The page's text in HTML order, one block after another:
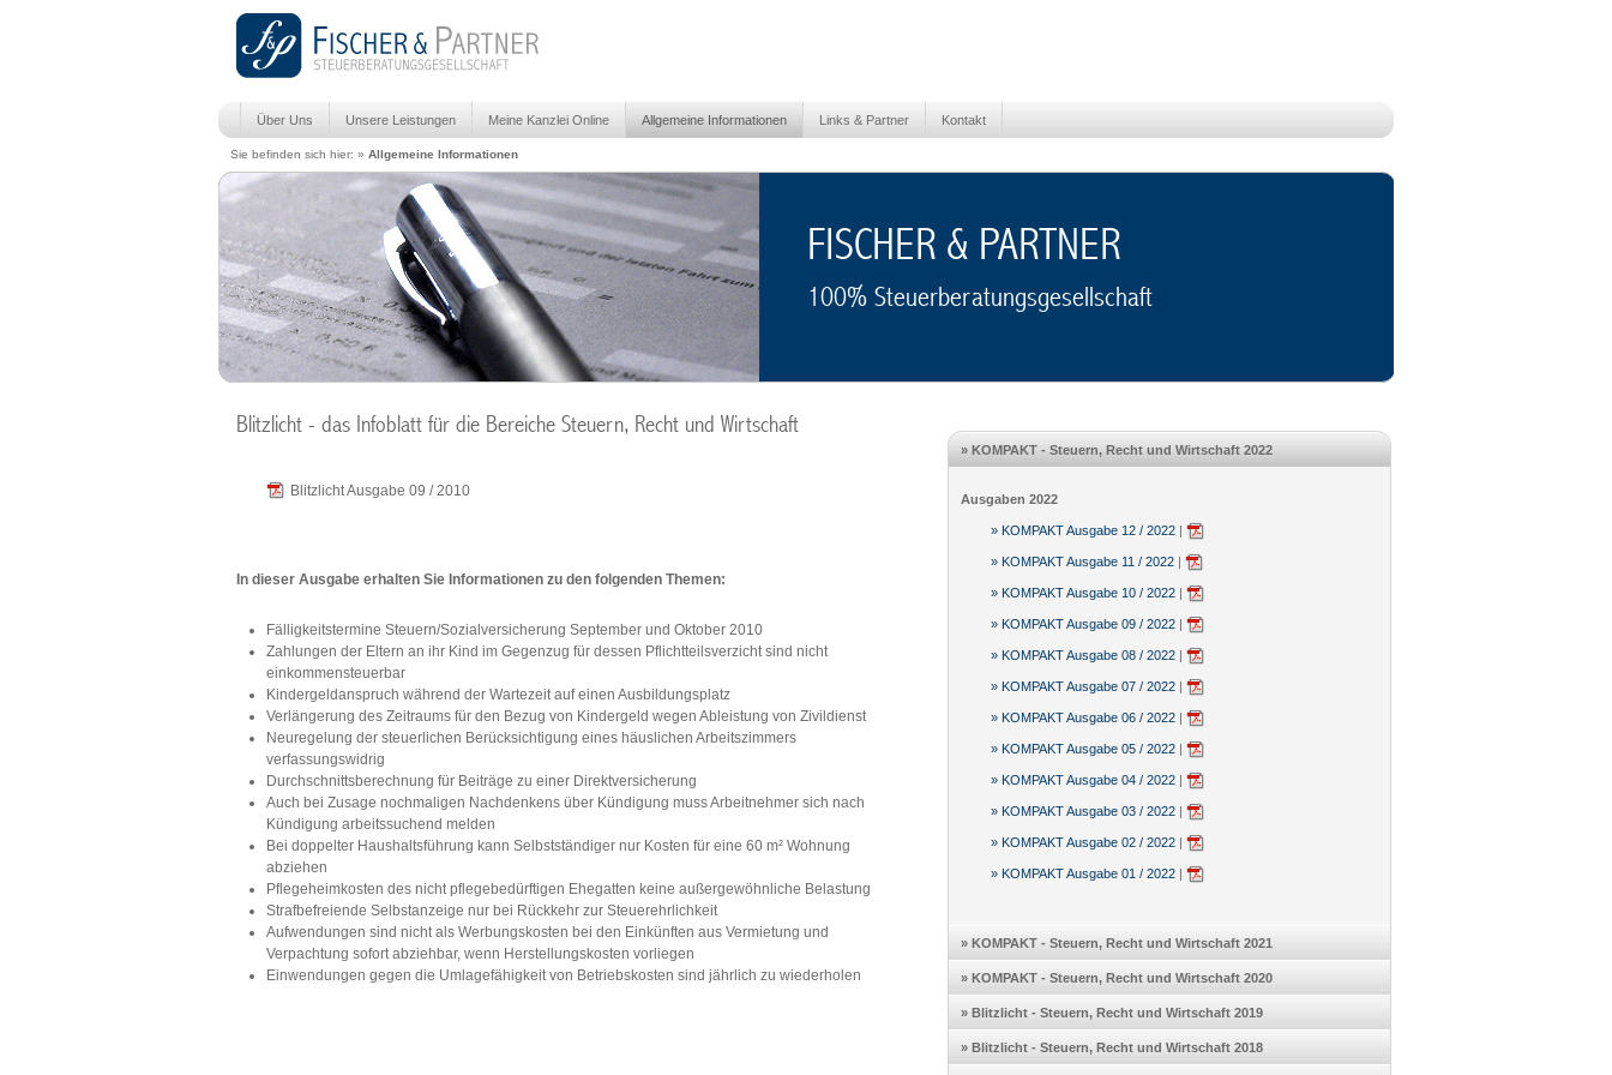
Über Uns Unsere Leistungen Meine Kanzlei Online Allgemeine Informationen Links & Partner Kontakt
Sie befinden sich hier: » Allgemeine Informationen
FISCHER & PARTNER
100% Steuerberatungsgesellschaft
Blitzlicht - das Infoblatt für die Bereiche Steuern, Recht und Wirtschaft
Blitzlicht Ausgabe 09 / 2010
In dieser Ausgabe erhalten Sie Informationen zu den folgenden Themen:
Fälligkeitstermine Steuern/Sozialversicherung September und Oktober 2010
Zahlungen der Eltern an ihr Kind im Gegenzug für dessen Pflichtteilsverzicht sind nicht
einkommensteuerbar
Kindergeldanspruch während der Wartezeit auf einen Ausbildungsplatz
Verlängerung des Zeitraums für den Bezug von Kindergeld wegen Ableistung von Zivildienst
Neuregelung der steuerlichen Berücksichtigung eines häuslichen Arbeitszimmers
verfassungswidrig
Durchschnittsberechnung für Beiträge zu einer Direktversicherung
Auch bei Zusage nochmaligen Nachdenkens über Kündigung muss Arbeitnehmer sich nach
Kündigung arbeitssuchend melden
Bei doppelter Haushaltsführung kann Selbstständiger nur Kosten für eine 60 m² Wohnung
abziehen
Pflegeheimkosten des nicht pflegebedürftigen Ehegatten keine außergewöhnliche Belastung
Strafbefreiende Selbstanzeige nur bei Rückkehr zur Steuerehrlichkeit
Aufwendungen sind nicht als Werbungskosten bei den Einkünften aus Vermietung und
Verpachtung sofort abziehbar, wenn Herstellungskosten vorliegen
Einwendungen gegen die Umlagefähigkeit von Betriebskosten sind jährlich zu wiederholen
» KOMPAKT - Steuern, Recht und Wirtschaft 2022
Ausgaben 2022
» KOMPAKT Ausgabe 12 / 2022|
» KOMPAKT Ausgabe 11 / 2022|
» KOMPAKT Ausgabe 10 / 2022|
» KOMPAKT Ausgabe 09 / 2022|
» KOMPAKT Ausgabe 08 / 2022|
» KOMPAKT Ausgabe 07 / 2022|
» KOMPAKT Ausgabe 06 / 2022|
» KOMPAKT Ausgabe 05 / 2022|
» KOMPAKT Ausgabe 04 / 2022|
» KOMPAKT Ausgabe 03 / 2022|
» KOMPAKT Ausgabe 02 / 2022|
» KOMPAKT Ausgabe 01 / 2022|
» KOMPAKT - Steuern, Recht und Wirtschaft 2021
» KOMPAKT - Steuern, Recht und Wirtschaft 2020
» Blitzlicht - Steuern, Recht und Wirtschaft 2019
» Blitzlicht - Steuern, Recht und Wirtschaft 2018